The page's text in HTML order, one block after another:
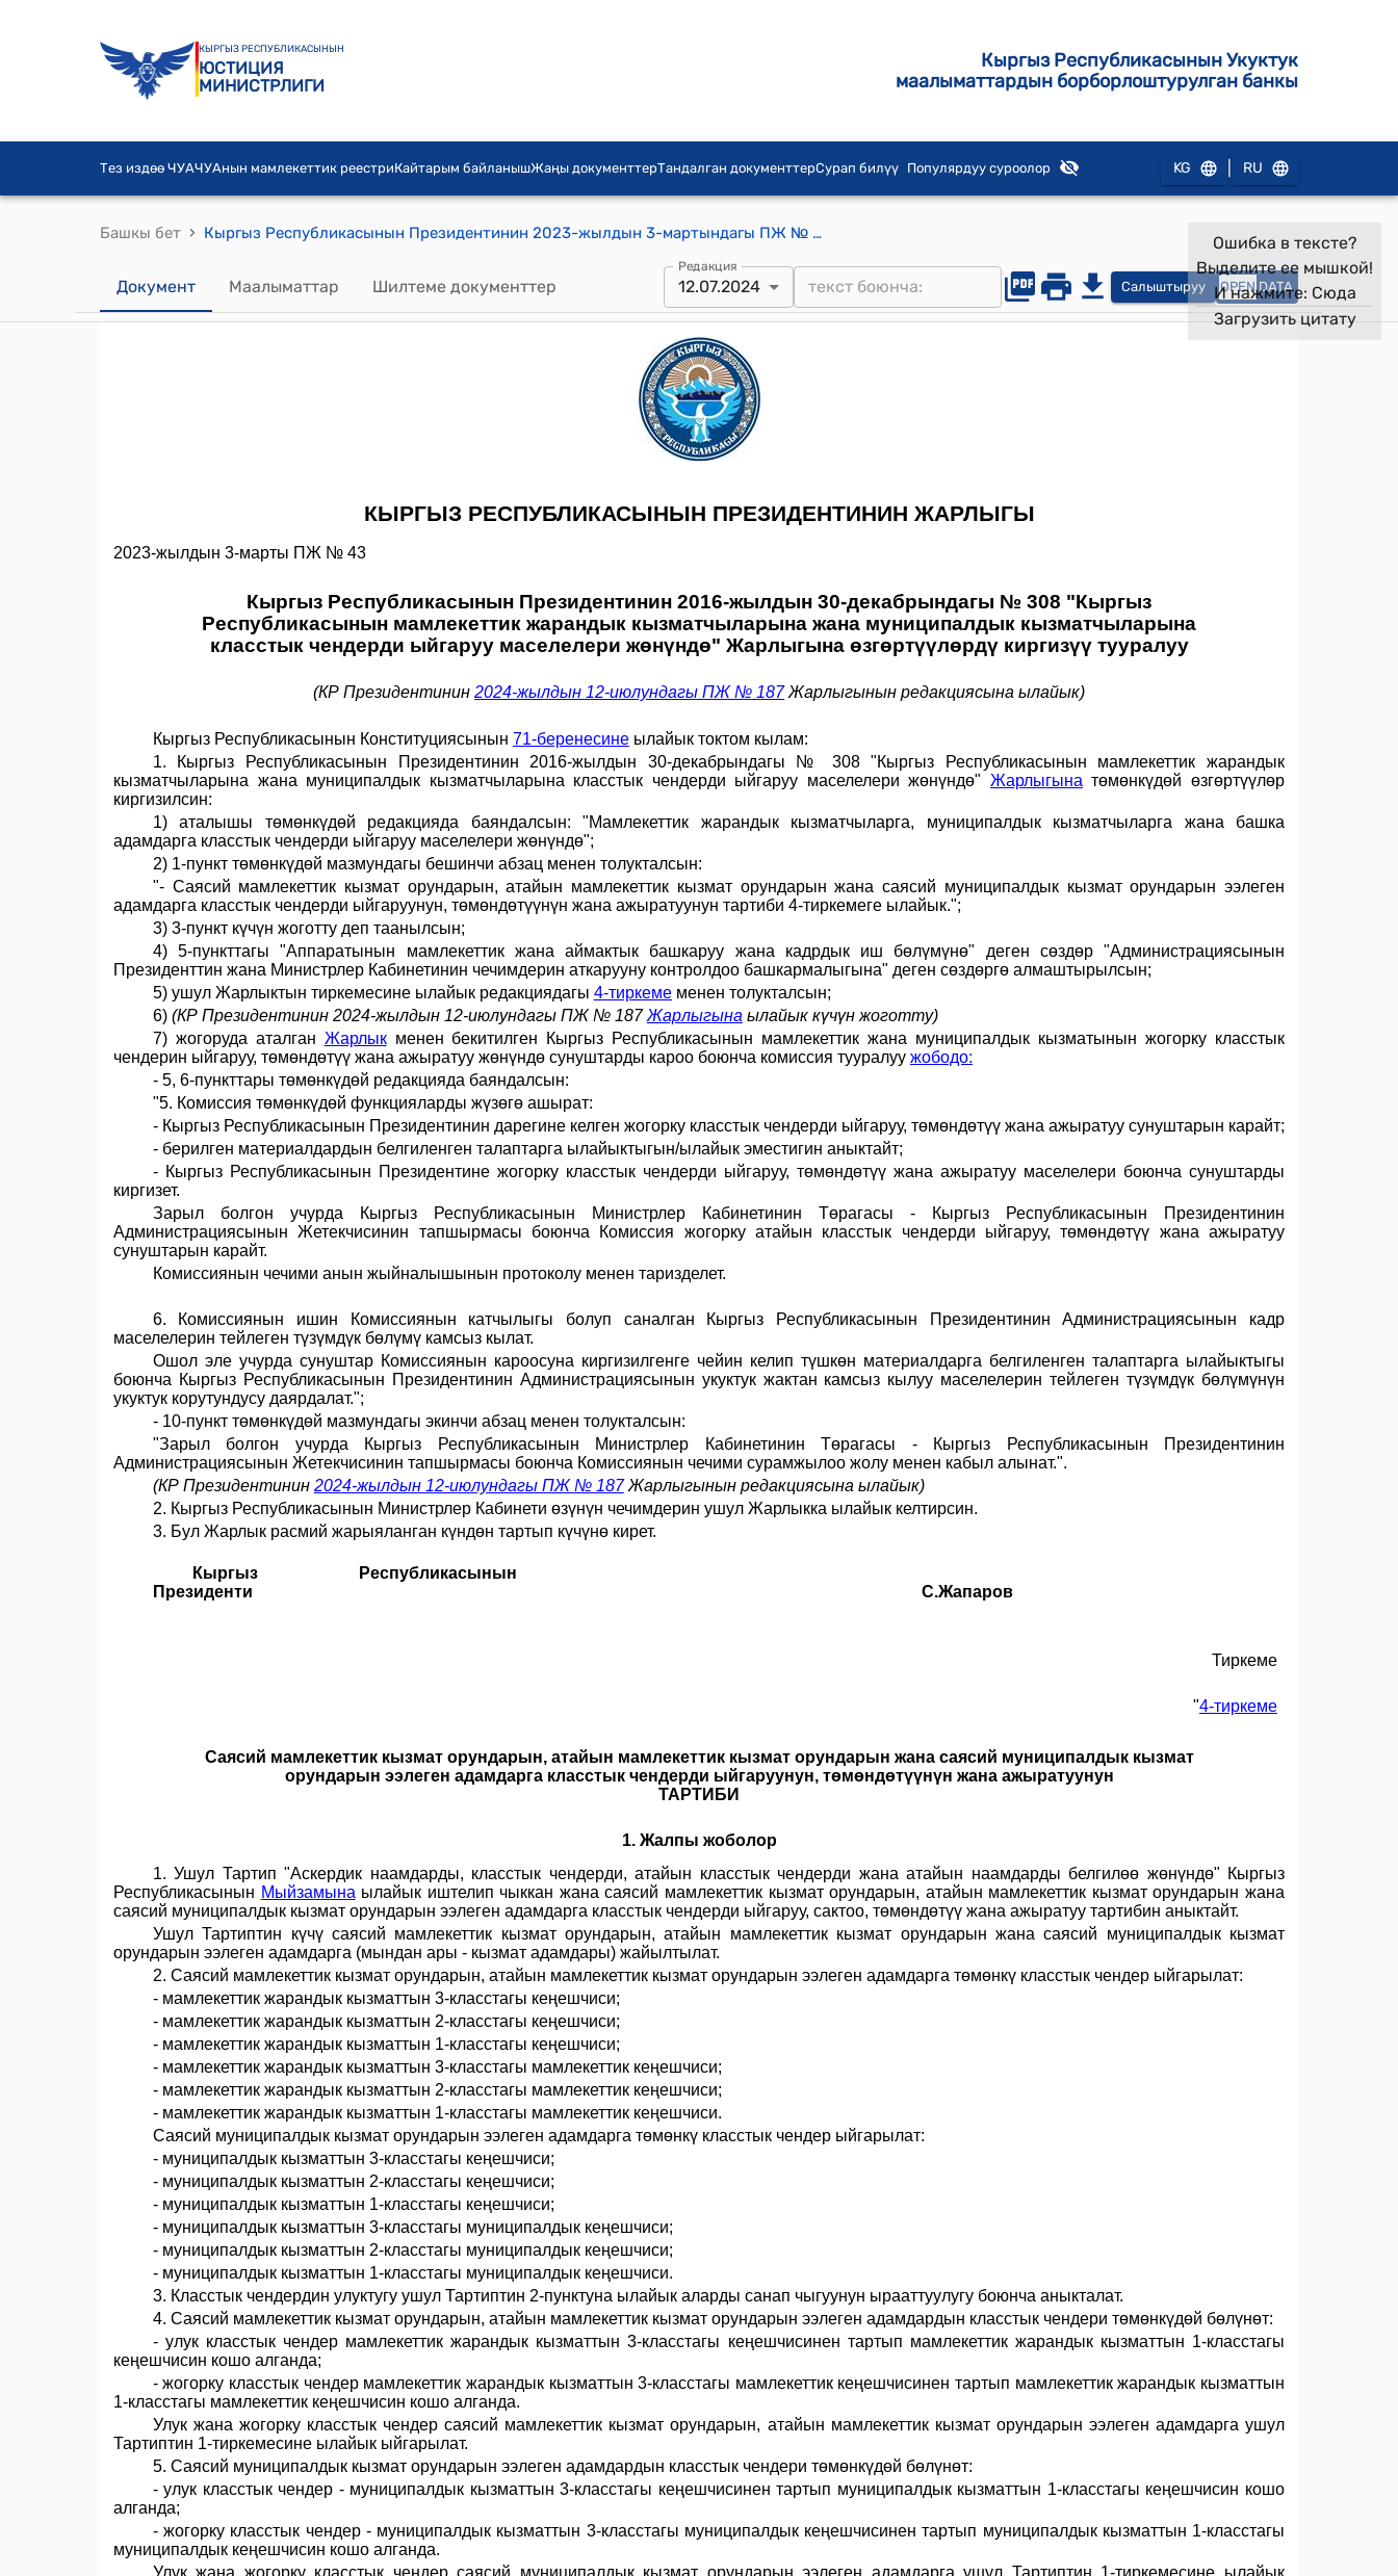
КЫРГЫЗ РЕСПУБЛИКАСЫНЫН
ЮСТИЦИЯ
МИНИСТРЛИГИ
Кыргыз Республикасынын Укуктук
маалыматтардын борборлоштурулган банкы
Тез издөө ЧУАЧУАнын мамлекеттик реестриКайтарым байланышЖаңы документтерТандалган документтерСурап билүү Популярдуу суроолор KG RU
Башкы бет › Кыргыз Республикасынын Президентинин 2023-жылдын 3-мартындагы ПЖ № 43 Кыргыз Республикасынын Президентинин 2016-жылдын 30-декабрындагы № 308 "Кыргыз Республикасынын мамлекеттик жарандык кызматчыларына жана муниципалдык кызматчыларына класстык чендерди ыйгаруу маселелери жөнүндө" Жарлыгына өзгөртүүлөрдү киргизүү тууралуу Жарлыгы
Документ Маалыматтар Шилтеме документтер
Редакция
12.07.2024 Салыштыруу OPEN DATA
Ошибка в тексте?
Выделите ее мышкой!
И нажмите: Сюда
Загрузить цитату